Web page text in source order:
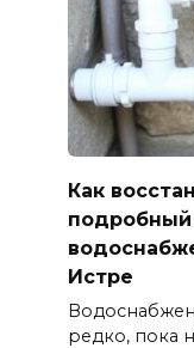
Как
Истре
редко, пока